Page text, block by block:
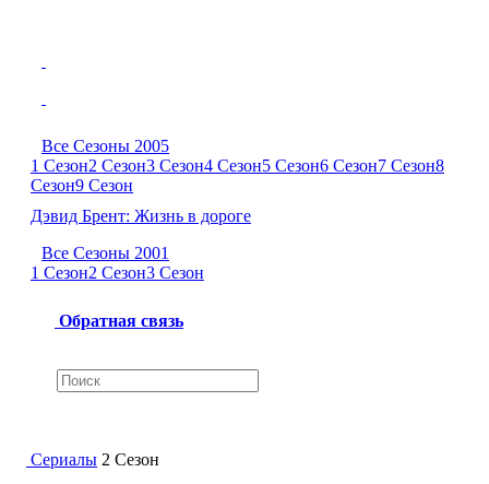
Все Сезоны 2005
1 Сезон2 Сезон3 Сезон4 Сезон5 Сезон6 Сезон7 Сезон8
Сезон9 Сезон
Дэвид Брент: Жизнь в дороге
Все Сезоны 2001
1 Сезон2 Сезон3 Сезон
Обратная связь
Сериалы 2 Сезон